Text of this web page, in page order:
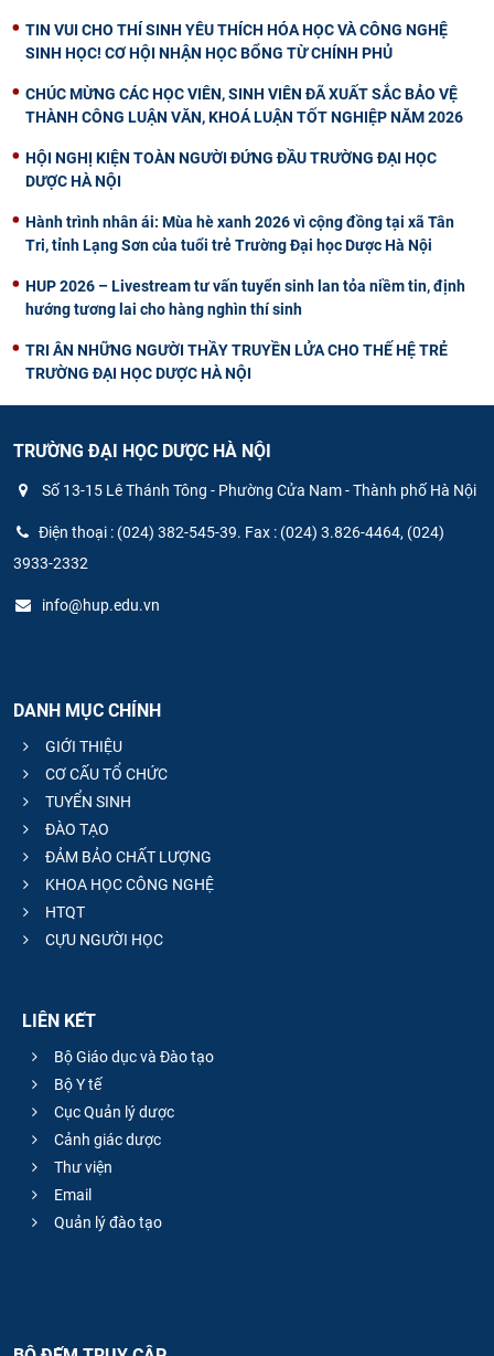
TIN VUI CHO THÍ SINH YÊU THÍCH HÓA HỌC VÀ CÔNG NGHỆ
SINH HỌC! CƠ HỘI NHẬN HỌC BỔNG TỪ CHÍNH PHỦ
CHÚC MỪNG CÁC HỌC VIÊN, SINH VIÊN ĐÃ XUẤT SẮC BẢO VỆ
THÀNH CÔNG LUẬN VĂN, KHOÁ LUẬN TỐT NGHIỆP NĂM 2026
HỘI NGHỊ KIỆN TOÀN NGƯỜI ĐỨNG ĐẦU TRƯỜNG ĐẠI HỌC
DƯỢC HÀ NỘI
Hành trình nhân ái: Mùa hè xanh 2026 vì cộng đồng tại xã Tân
Tri, tỉnh Lạng Sơn của tuổi trẻ Trường Đại học Dược Hà Nội
HUP 2026 – Livestream tư vấn tuyển sinh lan tỏa niềm tin, định
hướng tương lai cho hàng nghìn thí sinh
TRI ÂN NHỮNG NGƯỜI THẦY TRUYỀN LỬA CHO THẾ HỆ TRẺ
TRƯỜNG ĐẠI HỌC DƯỢC HÀ NỘI
TRƯỜNG ĐẠI HỌC DƯỢC HÀ NỘI
Số 13-15 Lê Thánh Tông - Phường Cửa Nam - Thành phố Hà Nội
Điện thoại : (024) 382-545-39. Fax : (024) 3.826-4464, (024)
3933-2332
info@hup.edu.vn
DANH MỤC CHÍNH
GIỚI THIỆU
CƠ CẤU TỔ CHỨC
TUYỂN SINH
ĐÀO TẠO
ĐẢM BẢO CHẤT LƯỢNG
KHOA HỌC CÔNG NGHỆ
HTQT
CỰU NGƯỜI HỌC
LIÊN KẾT
Bộ Giáo dục và Đào tạo
Bộ Y tế
Cục Quản lý dược
Cảnh giác dược
Thư viện
Email
Quản lý đào tạo